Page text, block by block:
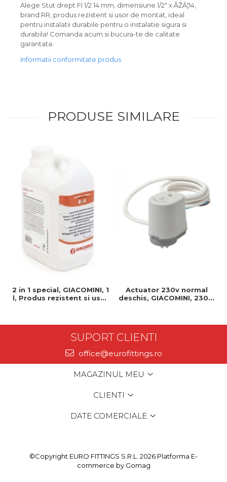
Alege Stut drept FI 1/2 14 mm, dimensiune 1/2" x ÃŽÂ¦14,
brand RR, produs rezistent si usor de montat, ideal
pentru instalatii durabile pentru o instalatie sigura si
durabila! Comanda acum si bucura-te de calitate
garantata.
Informatii conformitate produs
PRODUSE SIMILARE
2 in 1 special, GIACOMINI, 1
l, Produs rezistent si usor
Actuator 230v normal
deschis, GIACOMINI, 230v,
SUPORT CLIENTI
office@eurofittings.ro
MAGAZINUL MEU
CLIENTI
DATE COMERCIALE
©Copyright EURO FITTINGS S.R.L. 2026 Platforma E-
commerce by Gomag